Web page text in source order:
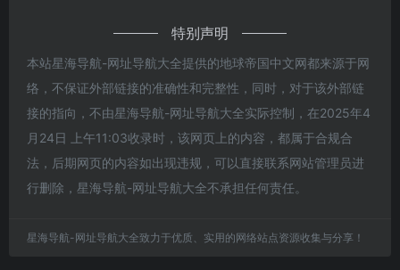
特别声明
本站星海导航-网址导航大全提供的地球帝国中文网都来源于网
络，不保证外部链接的准确性和完整性，同时，对于该外部链
接的指向，不由星海导航-网址导航大全实际控制，在2025年4
月24日 上午11:03收录时，该网页上的内容，都属于合规合
法，后期网页的内容如出现违规，可以直接联系网站管理员进
行删除，星海导航-网址导航大全不承担任何责任。
星海导航-网址导航大全致力于优质、实用的网络站点资源收集与分享！